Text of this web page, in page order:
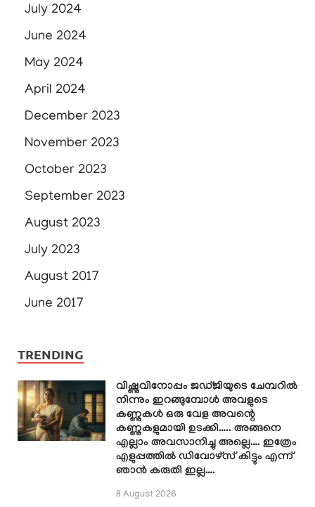
July 2024
June 2024
May 2024
April 2024
December 2023
November 2023
October 2023
September 2023
August 2023
July 2023
August 2017
June 2017
TRENDING
വിഷ്ണുവിനോപ്പം ജഡ്ജിയുടെ ചേമ്പറിൽ
നിന്നും ഇറങ്ങുമ്പോൾ അവളുടെ
കണ്ണുകൾ ഒരു വേള അവന്റെ
കണ്ണുകളുമായി ഉടക്കി….. അങ്ങനെ
എല്ലാം അവസാനിച്ചു അല്ലെ…. ഇത്രേം
എളുപ്പത്തിൽ ഡിവോഴ്സ് കിട്ടും എന്ന്
ഞാൻ കരുതി ഇല്ല….
8 August 2026